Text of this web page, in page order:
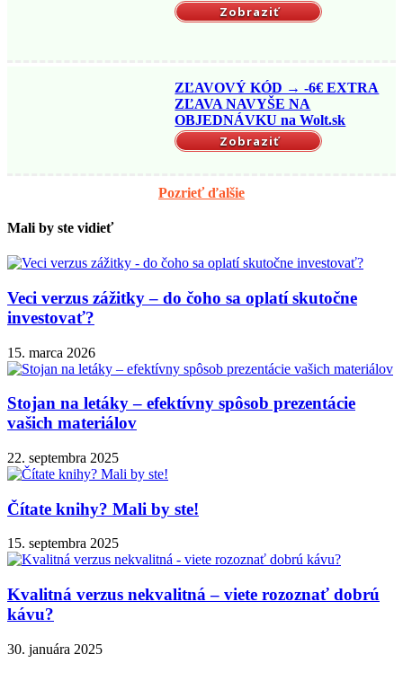
Zobraziť
ZĽAVOVÝ KÓD → -6€ EXTRA
ZĽAVA NAVYŠE NA
OBJEDNÁVKU na Wolt.sk
Zobraziť
Pozrieť ďalšie
Mali by ste vidieť
Veci verzus zážitky – do čoho sa oplatí skutočne
investovať?
15. marca 2026
Stojan na letáky – efektívny spôsob prezentácie
vašich materiálov
22. septembra 2025
Čítate knihy? Mali by ste!
15. septembra 2025
Kvalitná verzus nekvalitná – viete rozoznať dobrú
kávu?
30. januára 2025